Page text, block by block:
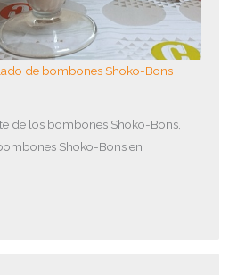
de bombones Shoko-Bons
de los bombones Shoko-Bons,
Shoko-Bons en